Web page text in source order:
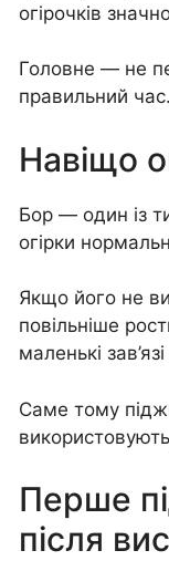
огірочків
Головне — не
правильний час.
Навіщо
Бор — один із
огірки
Якщо його не
повільніше
маленькі
Саме тому
Перше
після